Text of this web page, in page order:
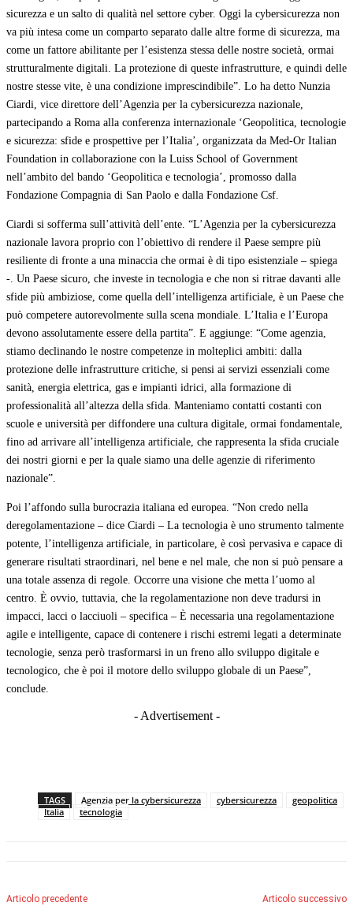
sicurezza e un salto di qualità nel settore cyber. Oggi la cybersicurezza non
va più intesa come un comparto separato dalle altre forme di sicurezza, ma
come un fattore abilitante per l’esistenza stessa delle nostre società, ormai
strutturalmente digitali. La protezione di queste infrastrutture, e quindi delle
nostre stesse vite, è una condizione imprescindibile”. Lo ha detto Nunzia
Ciardi, vice direttore dell’Agenzia per la cybersicurezza nazionale,
partecipando a Roma alla conferenza internazionale ‘Geopolitica, tecnologie
e sicurezza: sfide e prospettive per l’Italia’, organizzata da Med-Or Italian
Foundation in collaborazione con la Luiss School of Government
nell’ambito del bando ‘Geopolitica e tecnologia’, promosso dalla
Fondazione Compagnia di San Paolo e dalla Fondazione Csf.
Ciardi si sofferma sull’attività dell’ente. “L’Agenzia per la cybersicurezza
nazionale lavora proprio con l’obiettivo di rendere il Paese sempre più
resiliente di fronte a una minaccia che ormai è di tipo esistenziale – spiega
-. Un Paese sicuro, che investe in tecnologia e che non si ritrae davanti alle
sfide più ambiziose, come quella dell’intelligenza artificiale, è un Paese che
può competere autorevolmente sulla scena mondiale. L’Italia e l’Europa
devono assolutamente essere della partita”. E aggiunge: “Come agenzia,
stiamo declinando le nostre competenze in molteplici ambiti: dalla
protezione delle infrastrutture critiche, si pensi ai servizi essenziali come
sanità, energia elettrica, gas e impianti idrici, alla formazione di
professionalità all’altezza della sfida. Manteniamo contatti costanti con
scuole e università per diffondere una cultura digitale, ormai fondamentale,
fino ad arrivare all’intelligenza artificiale, che rappresenta la sfida cruciale
dei nostri giorni e per la quale siamo una delle agenzie di riferimento
nazionale”.
Poi l’affondo sulla burocrazia italiana ed europea. “Non credo nella
deregolamentazione – dice Ciardi – La tecnologia è uno strumento talmente
potente, l’intelligenza artificiale, in particolare, è così pervasiva e capace di
generare risultati straordinari, nel bene e nel male, che non si può pensare a
una totale assenza di regole. Occorre una visione che metta l’uomo al
centro. È ovvio, tuttavia, che la regolamentazione non deve tradursi in
impacci, lacci o lacciuoli – specifica – È necessaria una regolamentazione
agile e intelligente, capace di contenere i rischi estremi legati a determinate
tecnologie, senza però trasformarsi in un freno allo sviluppo digitale e
tecnologico, che è poi il motore dello sviluppo globale di un Paese”,
conclude.
- Advertisement -
TAGS Agenzia per la cybersicurezza cybersicurezza
geopolitica
Italia
tecnologia
Articolo precedente Articolo successivo